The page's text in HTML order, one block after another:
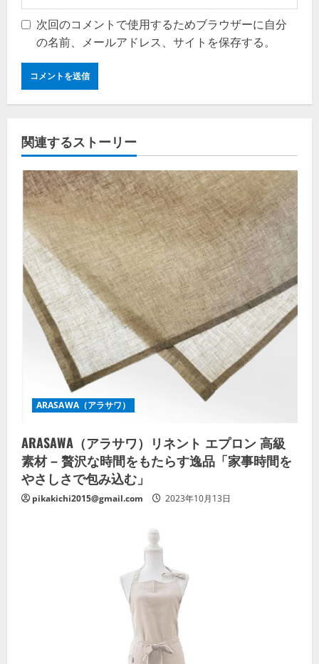
次回のコメントで使用するためブラウザーに自分
の名前、メールアドレス、サイトを保存する。
関連するストーリー
ARASAWA（アラサワ）
ARASAWA（アラサワ）リネント エプロン 高級
素材 – 贅沢な時間をもたらす逸品「家事時間を
やさしさで包み込む」
pikakichi2015@gmail.com 2023年10月13日